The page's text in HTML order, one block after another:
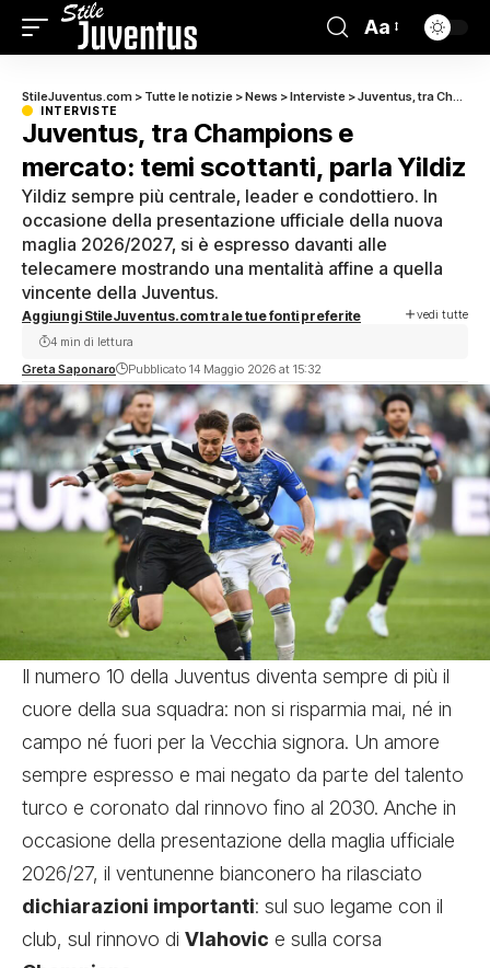
Aa
StileJuventus.com > Tutte le notizie >News >Interviste >Juventus, tra Champions e mercato: temi scottanti, parla Yildiz
INTERVISTE
Juventus, tra Champions e
mercato: temi scottanti, parla Yildiz
Yildiz sempre più centrale, leader e condottiero. In
occasione della presentazione ufficiale della nuova
maglia 2026/2027, si è espresso davanti alle
telecamere mostrando una mentalità affine a quella
vincente della Juventus.
Aggiungi StileJuventus.com tra le tue fonti preferite vedi tutte
Greta Saponaro Pubblicato 14 Maggio 2026 at 15:32
4 min di lettura
Il numero 10 della Juventus diventa sempre di più il
cuore della sua squadra: non si risparmia mai, né in
campo né fuori per la Vecchia signora. Un amore
sempre espresso e mai negato da parte del talento
turco e coronato dal rinnovo fino al 2030. Anche in
occasione della presentazione della maglia ufficiale
2026/27, il ventunenne bianconero ha rilasciato
dichiarazioni importanti: sul suo legame con il
club, sul rinnovo di Vlahovic e sulla corsa